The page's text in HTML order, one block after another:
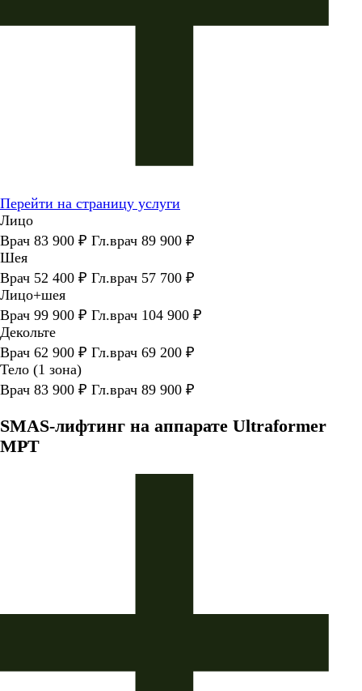
Перейти на страницу услуги
Лицо
Врач 83 900 ₽ Гл.врач 89 900 ₽
Шея
Врач 52 400 ₽ Гл.врач 57 700 ₽
Лицо+шея
Врач 99 900 ₽ Гл.врач 104 900 ₽
Декольте
Врач 62 900 ₽ Гл.врач 69 200 ₽
Тело (1 зона)
Врач 83 900 ₽ Гл.врач 89 900 ₽
SMAS-лифтинг на аппарате Ultraformer
MPT